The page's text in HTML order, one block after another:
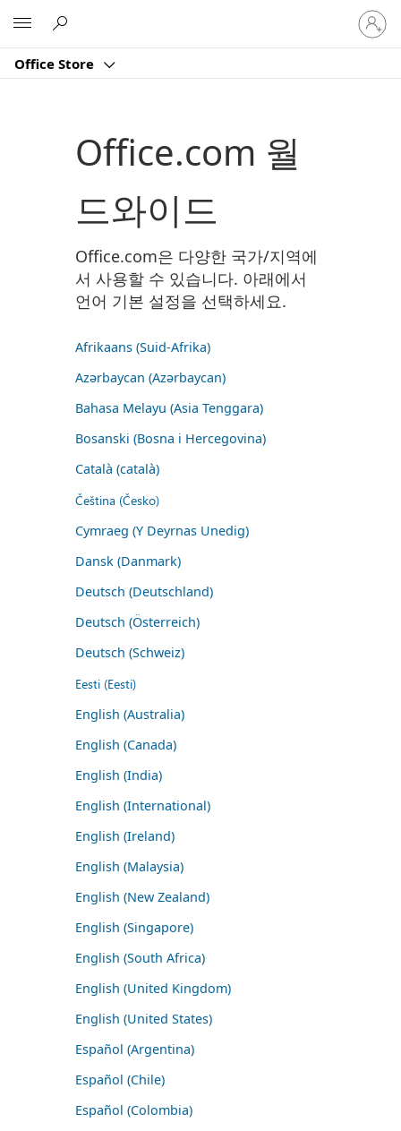
Office Store
귀
하
계
Office.com 월
드와이드
Office.com은 다양한 국가/지역에
서 사용할 수 있습니다. 아래에서
언어 기본 설정을 선택하세요.
Afrikaans (Suid-Afrika)
Azərbaycan (Azərbaycan)
Bahasa Melayu (Asia Tenggara)
Bosanski (Bosna i Hercegovina)
Català (català)
Čeština (Česko)
Cymraeg (Y Deyrnas Unedig)
Dansk (Danmark)
Deutsch (Deutschland)
Deutsch (Österreich)
Deutsch (Schweiz)
Eesti (Eesti)
English (Australia)
English (Canada)
English (India)
English (International)
English (Ireland)
English (Malaysia)
English (New Zealand)
English (Singapore)
English (South Africa)
English (United Kingdom)
English (United States)
Español (Argentina)
Español (Chile)
Español (Colombia)